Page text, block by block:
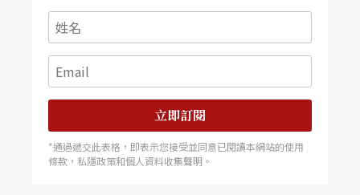
迴賽的評委大多是白人。（摘自維基百科）
一種高度風格化、現代的House舞蹈，在19
60年代早期到1980年代由非裔美國人和拉丁異
裝皇后和同性戀者在美國紐約哈林區的舞廳裡
問世。（摘自維基百科）
摘自2023 TIFA 泰勒・馬克《Judy秀：美可
立即訂閱
*通過遞交此表格，即表示您接受並同意已閱讀本網站的使用
條款，私隱政策和個人資料收集聲明。